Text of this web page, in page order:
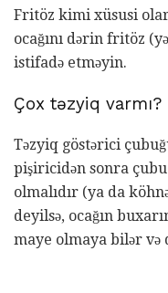
Fritöz kimi xüsusi
ocağını dərin fritöz
istifadə etməyin.
Çox təzyiq varmı?
Təzyiq göstərici
pişiricidən sonra
olmalıdır (ya da
deyilsə, ocağın
maye olmaya bilər və